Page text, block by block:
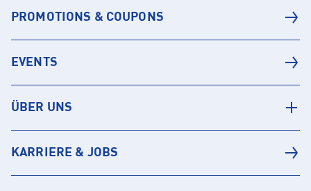
PROMOTIONS & COUPONS
EVENTS
ÜBER UNS
KARRIERE & JOBS